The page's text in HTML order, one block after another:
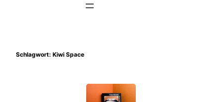
Schlagwort: Kiwi Space